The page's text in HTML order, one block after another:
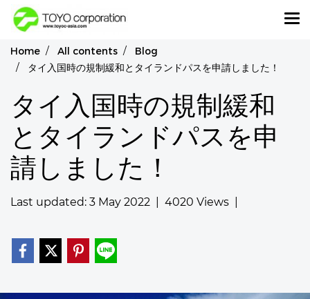
Home All contents
Blog
タイ入国時の規制緩和とタイランドパスを申請しました！
タイ入国時の規制緩和
とタイランドパスを申
請しました！
Last updated: 3 May 2022 4020 Views